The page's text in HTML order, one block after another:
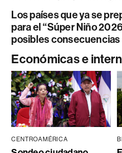
Los países que ya se
para el “Súper Niño
posibles consecuencias
Económicas e
CENTROAMÉRICA